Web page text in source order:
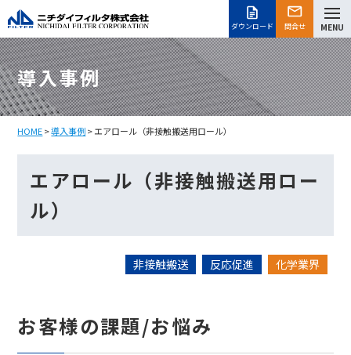
ダウンロード 問合せ MENU
導入事例
HOME>導入事例> エアロール（非接触搬送用ロール）
エアロール（非接触搬送用ロー
ル）
非接触搬送 反応促進 化学業界
お客様の課題/お悩み